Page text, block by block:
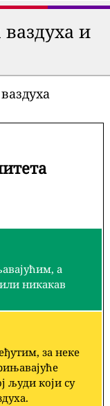
и
а
никакав
за неке
људи који су